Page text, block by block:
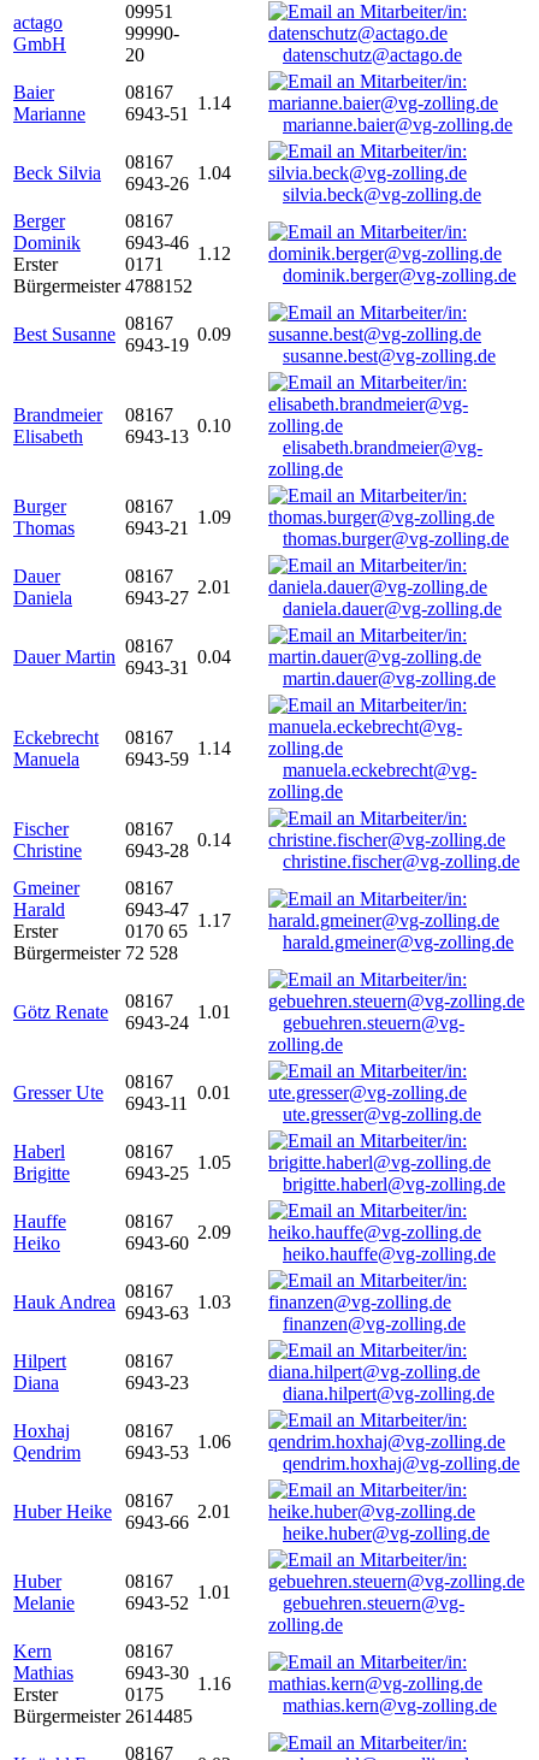
actago
GmbH
09951
99990-
20
datenschutz@actago.de
Baier
Marianne
08167
6943-51
1.14
marianne.baier@vg-zolling.de
Beck Silvia
08167
6943-26
1.04
silvia.beck@vg-zolling.de
Berger
Dominik
Erster
Bürgermeister
08167
6943-46
0171
4788152
1.12
dominik.berger@vg-zolling.de
Best Susanne
08167
6943-19
0.09
susanne.best@vg-zolling.de
Brandmeier
Elisabeth
08167
6943-13
0.10
elisabeth.brandmeier@vg-
zolling.de
Burger
Thomas
08167
6943-21
1.09
thomas.burger@vg-zolling.de
Dauer
Daniela
08167
6943-27
2.01
daniela.dauer@vg-zolling.de
Dauer Martin
08167
6943-31
0.04
martin.dauer@vg-zolling.de
Eckebrecht
Manuela
08167
6943-59
1.14
manuela.eckebrecht@vg-
zolling.de
Fischer
Christine
08167
6943-28
0.14
christine.fischer@vg-zolling.de
Gmeiner
Harald
Erster
Bürgermeister
08167
6943-47
0170 65
72 528
1.17
harald.gmeiner@vg-zolling.de
Götz Renate
08167
6943-24
1.01
gebuehren.steuern@vg-
zolling.de
Gresser Ute
08167
6943-11
0.01
ute.gresser@vg-zolling.de
Haberl
Brigitte
08167
6943-25
1.05
brigitte.haberl@vg-zolling.de
Hauffe
Heiko
08167
6943-60
2.09
heiko.hauffe@vg-zolling.de
Hauk Andrea
08167
6943-63
1.03
finanzen@vg-zolling.de
Hilpert
Diana
08167
6943-23
diana.hilpert@vg-zolling.de
Hoxhaj
Qendrim
08167
6943-53
1.06
qendrim.hoxhaj@vg-zolling.de
Huber Heike
08167
6943-66
2.01
heike.huber@vg-zolling.de
Huber
Melanie
08167
6943-52
1.01
gebuehren.steuern@vg-
zolling.de
Kern
Mathias
Erster
Bürgermeister
08167
6943-30
0175
2614485
1.16
mathias.kern@vg-zolling.de
08167